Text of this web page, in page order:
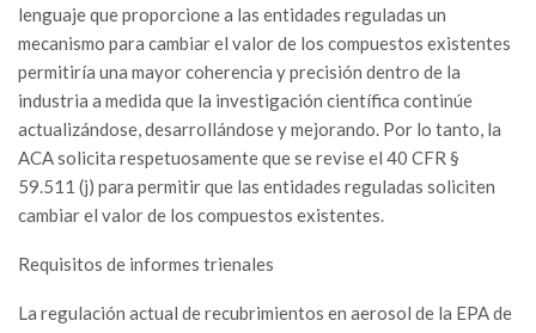
lenguaje que proporcione a las entidades reguladas un
mecanismo para cambiar el valor de los compuestos existentes
permitiría una mayor coherencia y precisión dentro de la
industria a medida que la investigación científica continúe
actualizándose, desarrollándose y mejorando. Por lo tanto, la
ACA solicita respetuosamente que se revise el 40 CFR §
59.511 (j) para permitir que las entidades reguladas soliciten
cambiar el valor de los compuestos existentes.
Requisitos de informes trienales
La regulación actual de recubrimientos en aerosol de la EPA de